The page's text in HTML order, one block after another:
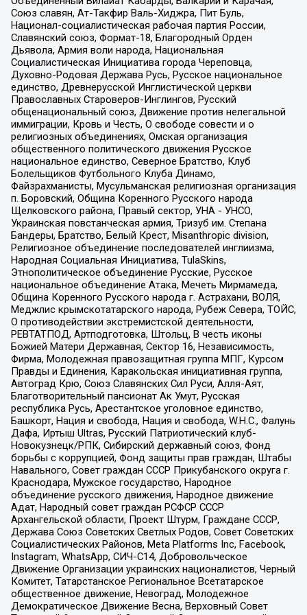
Союз славян, Ат-Такфир Валь-Хиджра, Пит Буль,
Национал-социалистическая рабочая партия России,
Славянский союз, Формат-18, Благородный Орден
Дьявола, Армия воли народа, Национальная
Социалистическая Инициатива города Череповца,
Духовно-Родовая Держава Русь, Русское национальное
единство, Древнерусской Инглистической церкви
Православных Староверов-Инглингов, Русский
общенациональный союз, Движение против нелегальной
иммиграции, Кровь и Честь, О свободе совести и о
религиозных объединениях, Омская организация
общественного политического движения Русское
национальное единство, Северное Братство, Клуб
Болельщиков Футбольного Клуба Динамо,
Файзрахманисты, Мусульманская религиозная организация
п. Боровский, Община Коренного Русского народа
Щелковского района, Правый сектор, УНА - УНСО,
Украинская повстанческая армия, Тризуб им. Степана
Бандеры, Братство, Белый Крест, Misanthropic division,
Религиозное объединение последователей инглиизма,
Народная Социальная Инициатива, TulaSkins,
Этнополитическое объединение Русские, Русское
национальное объединение Атака, Мечеть Мирмамеда,
Община Коренного Русского народа г. Астрахани, ВОЛЯ,
Меджлис крымскотатарского народа, Рубеж Севера, ТОЙС,
О противодействии экстремистской деятельности,
РЕВТАТПОД, Артподготовка, Штольц, В честь иконы
Божией Матери Державная, Сектор 16, Независимость,
Фирма, Молодежная правозащитная группа МПГ, Курсом
Правды и Единения, Каракольская инициативная группа,
Автоград Крю, Союз Славянских Сил Руси, Алля-Аят,
Благотворительный пансионат Ак Умут, Русская
республика Русь, Арестантское уголовное единство,
Башкорт, Нация и свобода, Нация и свобода, W.H.С., Фалунь
Дафа, Иртыш Ultras, Русский Патриотический клуб-
Новокузнецк/РПК, Сибирский державный союз, Фонд
борьбы с коррупцией, Фонд защиты прав граждан, Штабы
Навального, Совет граждан СССР Прикубанского округа г.
Краснодара, Мужское государство, Народное
объединение русского движения, Народное движение
Адат, Народный совет граждан РСФСР СССР
Архангельской области, Проект Штурм, Граждане СССР,
Держава Союз Советских Светлых Родов, Совет Советских
Социалистических Районов, Meta Platforms Inc, Facebook,
Instagram, WhatsApp, СИЧ-С14, Добровольческое
Движение Организации украинских националистов, Черный
Комитет, Татарстанское Региональное Всетатарское
общественное движение, Невоград, Молодежное
Демократическое Движение Весна, Верховный Совет